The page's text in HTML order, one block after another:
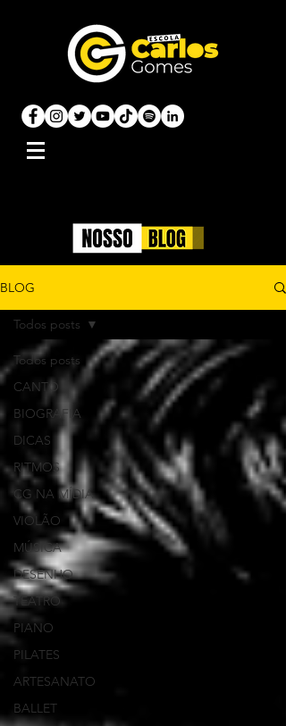
BLOG
Todos posts
CANTO
BIOGRAFIA
DICAS
RITMOS
CG NA MÍDIA
VIOLÃO
MÚSICA
DESENHO
TEATRO
PIANO
PILATES
ARTESANATO
BALLET
Todos posts